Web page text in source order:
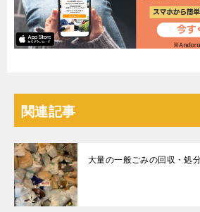
関連記事
大量の一般ごみの回収・処